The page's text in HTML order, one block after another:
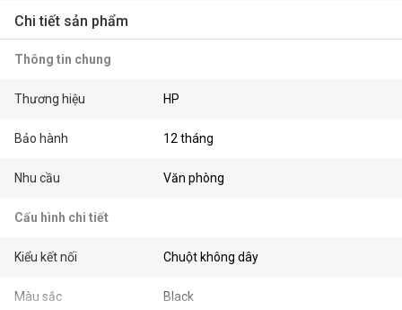
Chi tiết sản phẩm
Thông tin chung
Thương hiệu HP
Bảo hành 12 tháng
Nhu cầu Văn phòng
Cấu hình chi tiết
Kiểu kết nối Chuột không dây
Màu sắc Black